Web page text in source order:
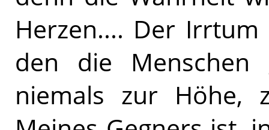
Herzen.... Der
den die
niemals zur Höhe,